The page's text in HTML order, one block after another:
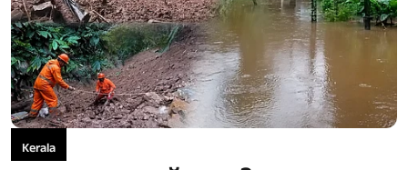
Kerala